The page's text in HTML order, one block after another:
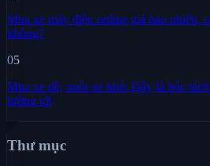
Mua xe máy điện online giá bao nhiêu,
không?
05
Mua xe dễ, nuôi xe khó: Đây là bóc
lường tới
Thư mục